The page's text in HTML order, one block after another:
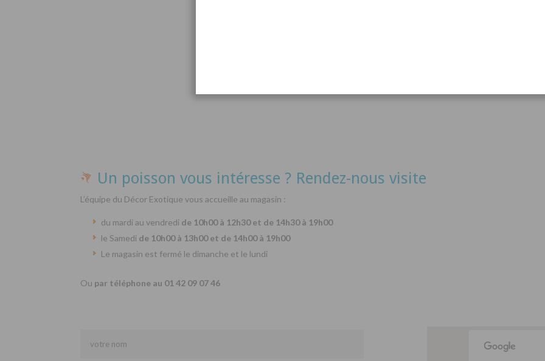
Un poisson vous intéresse ? Rendez-nous visite
L’équipe du Décor Exotique vous accueille au magasin :
du mardi au vendredi de 10h00 à 12h30 et de 14h30 à 19h00
le Samedi de 10h00 à 13h00 et de 14h00 à 19h00
Le magasin est fermé le dimanche et le lundi
Ou par téléphone au 01 42 09 07 46